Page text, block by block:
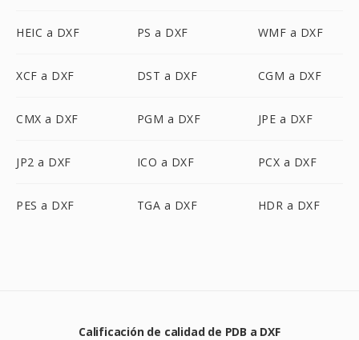
HEIC a DXF PS a DXF WMF a DXF
XCF a DXF DST a DXF CGM a DXF
CMX a DXF PGM a DXF JPE a DXF
JP2 a DXF ICO a DXF PCX a DXF
PES a DXF TGA a DXF HDR a DXF
Calificación de calidad de PDB a DXF